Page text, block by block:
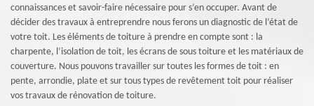
connaissances et savoir-faire nécessaire pour s’en occuper. Avant de
décider des travaux à entreprendre nous ferons un diagnostic de l’état de
votre toit. Les éléments de toiture à prendre en compte sont : la
charpente, l’isolation de toit, les écrans de sous toiture et les matériaux de
couverture. Nous pouvons travailler sur toutes les formes de toit : en
pente, arrondie, plate et sur tous types de revêtement toit pour réaliser
vos travaux de rénovation de toiture.